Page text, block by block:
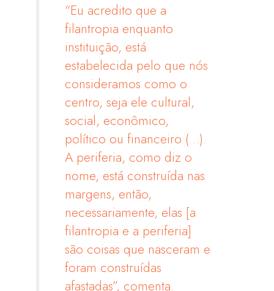
“Eu acredito que a
filantropia enquanto
instituição, está
estabelecida pelo que nós
consideramos como o
centro, seja ele cultural,
social, econômico,
político ou financeiro (…).
A periferia, como diz o
nome, está construída nas
margens, então,
necessariamente, elas [a
filantropia e a periferia]
são coisas que nasceram e
foram construídas
afastadas”, comenta.